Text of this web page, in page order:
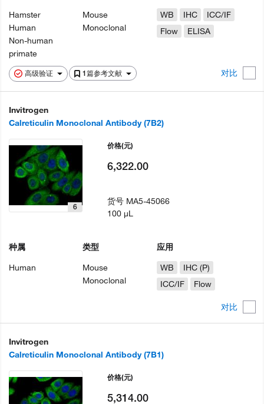
高级验证 1篇参考文献 对比
Hamster
Human
Non-human
primate
Mouse
Monoclonal
WB
IHC
ICC/IF
Flow
ELISA
Invitrogen
Calreticulin Monoclonal Antibody (7B2)
对比
6
种属
Human
类型
Mouse
Monoclonal
应用
WB
IHC (P)
ICC/IF
Flow
价格(元)
6,322.00
货号 MA5-45066
100 µL
Invitrogen
Calreticulin Monoclonal Antibody (7B1)
价格(元)
5,314.00